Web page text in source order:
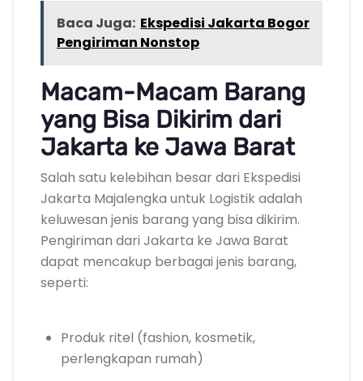
Baca Juga: Ekspedisi Jakarta Bogor
Pengiriman Nonstop
Macam-Macam Barang
yang Bisa Dikirim dari
Jakarta ke Jawa Barat
Salah satu kelebihan besar dari Ekspedisi
Jakarta Majalengka untuk Logistik adalah
keluwesan jenis barang yang bisa dikirim.
Pengiriman dari Jakarta ke Jawa Barat
dapat mencakup berbagai jenis barang,
seperti:
Produk ritel (fashion, kosmetik,
perlengkapan rumah)